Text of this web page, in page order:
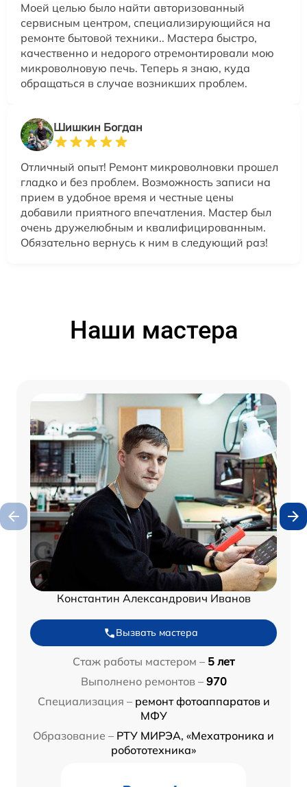
Моей целью было найти авторизованный
сервисным центром, специализирующийся на
ремонте бытовой техники.. Мастера быстро,
качественно и недорого отремонтировали мою
микроволновую печь. Теперь я знаю, куда
обращаться в случае возникших проблем.
Шишкин Богдан
Отличный опыт! Ремонт микроволновки прошел
гладко и без проблем. Возможность записи на
прием в удобное время и честные цены
добавили приятного впечатления. Мастер был
очень дружелюбным и квалифицированным.
Обязательно вернусь к ним в следующий раз!
Наши мастера
Константин Александрович Иванов
Вызвать мастера
Стаж работы мастером – 5 лет
Выполнено ремонтов – 970
Специализация – ремонт фотоаппаратов и
МФУ
Образование – РТУ МИРЭА, «Мехатроника и
робототехника»